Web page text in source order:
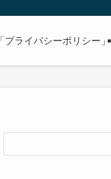
「プライバシーポリシー」